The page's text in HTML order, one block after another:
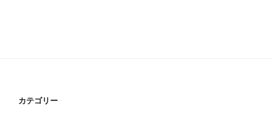
カテゴリー